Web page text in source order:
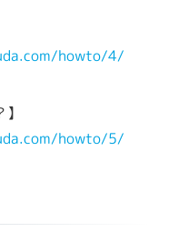
howto/4/
howto/5/